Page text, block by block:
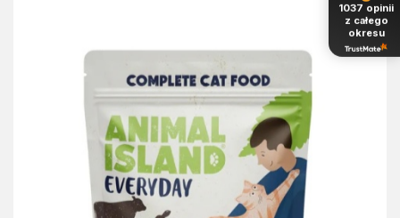
1037 opinii
z całego
okresu